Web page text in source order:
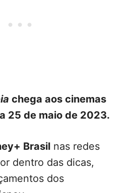
chega aos cinemas
25 de maio de 2023.
Brasil nas redes
dentro das dicas,
dos